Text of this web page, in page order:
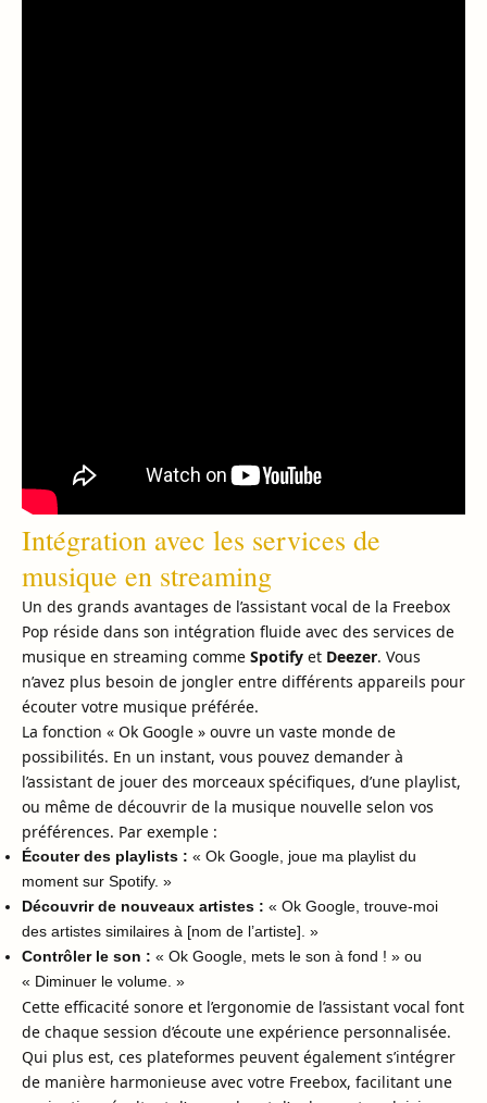
Intégration avec les services de
musique en streaming
Un des grands avantages de l’assistant vocal de la Freebox
Pop réside dans son intégration fluide avec des services de
musique en streaming comme Spotify et Deezer. Vous
n’avez plus besoin de jongler entre différents appareils pour
écouter votre musique préférée.
La fonction « Ok Google » ouvre un vaste monde de
possibilités. En un instant, vous pouvez demander à
l’assistant de jouer des morceaux spécifiques, d’une playlist,
ou même de découvrir de la musique nouvelle selon vos
préférences. Par exemple :
Écouter des playlists : « Ok Google, joue ma playlist du
moment sur Spotify. »
Découvrir de nouveaux artistes : « Ok Google, trouve-moi
des artistes similaires à [nom de l’artiste]. »
Contrôler le son : « Ok Google, mets le son à fond ! » ou
« Diminuer le volume. »
Cette efficacité sonore et l’ergonomie de l’assistant vocal font
de chaque session d’écoute une expérience personnalisée.
Qui plus est, ces plateformes peuvent également s’intégrer
de manière harmonieuse avec votre Freebox, facilitant une